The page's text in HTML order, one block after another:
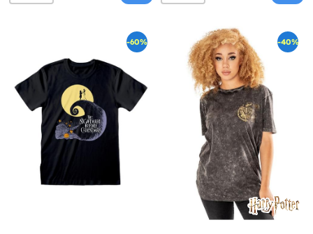
-60% -40%